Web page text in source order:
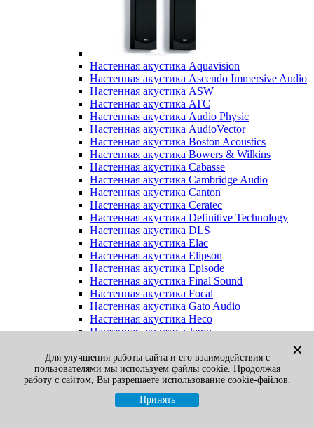
Настенная акустика Aquavision
Настенная акустика Ascendo Immersive Audio
Настенная акустика ASW
Настенная акустика ATC
Настенная акустика Audio Physic
Настенная акустика AudioVector
Настенная акустика Boston Acoustics
Настенная акустика Bowers & Wilkins
Настенная акустика Cabasse
Настенная акустика Cambridge Audio
Настенная акустика Canton
Настенная акустика Ceratec
Настенная акустика Definitive Technology
Настенная акустика DLS
Настенная акустика Elac
Настенная акустика Elipson
Настенная акустика Episode
Настенная акустика Final Sound
Настенная акустика Focal
Настенная акустика Gato Audio
Настенная акустика Heco
Настенная акустика Jamo
Настенная акустика Klipsch
Настенная акустика Legacy
Настенная акустика M&K Sound
Настенная акустика Martin Logan
Настенная акустика McIntosh
✕
Для улучшения работы сайта и его взаимодействия с
пользователями мы используем файлы cookie. Продолжая
работу с сайтом, Вы разрешаете использование cookie-файлов.
Принять